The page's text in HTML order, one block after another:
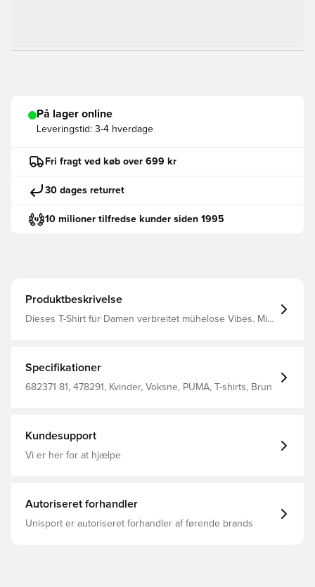
På lager online
Leveringstid: 3-4 hverdage
Fri fragt ved køb over 699 kr
30 dages returret
10 milioner tilfredse kunder siden 1995
Produktbeskrivelse
Dieses T-Shirt für Damen verbreitet mühelose Vibes. Mit
g/m², Single-Jersey-Gewebe Reguläre Länge
Rundhalsausschnitt Kurze Ärmel PUMA No. 1 Logo als
Gummidruck PUMA Branding-Details
Specifikationer
682371 81, 478291, Kvinder, Voksne, PUMA, T-shirts, Brun
Kundesupport
Vi er her for at hjælpe
Autoriseret forhandler
Unisport er autoriseret forhandler af førende brands